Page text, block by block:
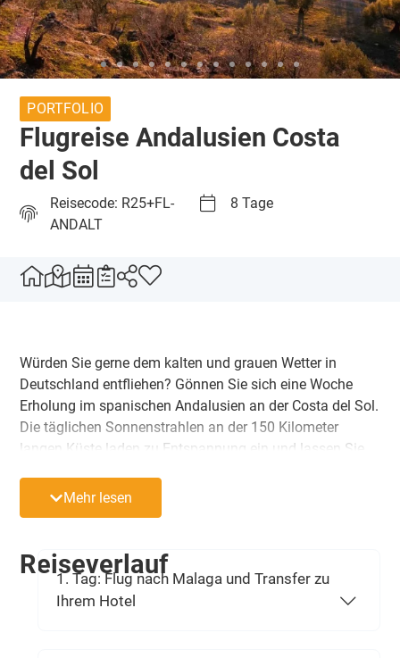
PORTFOLIO
Flugreise Andalusien Costa
del Sol
Reisecode: R25+FL-
ANDALT
8 Tage
Würden Sie gerne dem kalten und grauen Wetter in
Deutschland entfliehen? Gönnen Sie sich eine Woche
Erholung im spanischen Andalusien an der Costa del Sol.
Die täglichen Sonnenstrahlen an der 150 Kilometer
langen Küste laden zu Entspannung ein und lassen Sie
die raue Natur des Hinterlandes und die reiche Kultur der
andalusischen Städte und eein tolles Ausflugsprogramm.
Mehr lesen
Reiseverlauf
1. Tag: Flug nach Malaga und Transfer zu
Ihrem Hotel